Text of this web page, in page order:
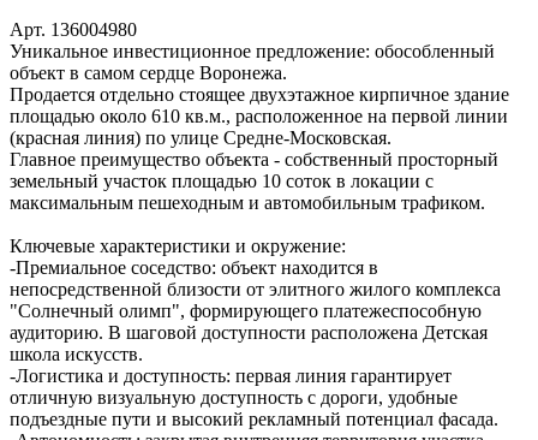
Арт. 136004980
Уникальное инвестиционное предложение: обособленный
объект в самом сердце Воронежа.
Продается отдельно стоящее двухэтажное кирпичное здание
площадью около 610 кв.м., расположенное на первой линии
(красная линия) по улице Средне-Московская.
Главное преимущество объекта - собственный просторный
земельный участок площадью 10 соток в локации с
максимальным пешеходным и автомобильным трафиком.
Ключевые характеристики и окружение:
-Премиальное соседство: объект находится в
непосредственной близости от элитного жилого комплекса
"Солнечный олимп", формирующего платежеспособную
аудиторию. В шаговой доступности расположена Детская
школа искусств.
-Логистика и доступность: первая линия гарантирует
отличную визуальную доступность с дороги, удобные
подъездные пути и высокий рекламный потенциал фасада.